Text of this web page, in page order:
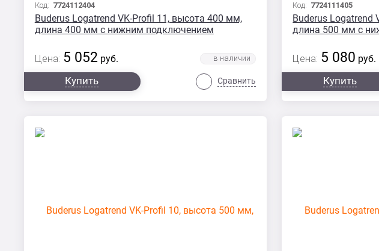
Код: 7724112404
Buderus Logatrend VK-Profil 11, высота 400 мм,
длина 400 мм с нижним подключением
Цена: 5 052 руб.
Купить Сравнить
Код: 7724111405
Buderus Logatrend
длина 500 мм с
Цена: 5 080 руб.
Купить